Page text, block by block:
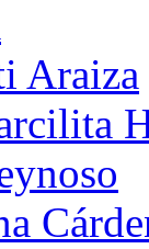
Araiza